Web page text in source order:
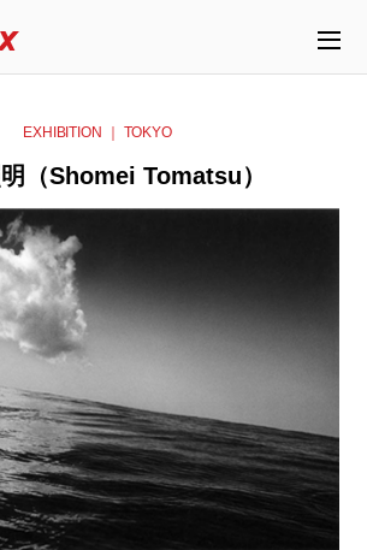
EXHIBITION ｜ TOKYO
（Shomei Tomatsu）